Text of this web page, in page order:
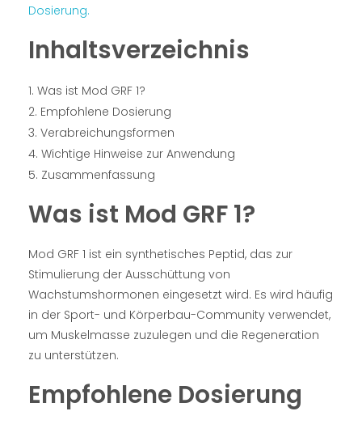
Dosierung.
Inhaltsverzeichnis
Was ist Mod GRF 1?
Empfohlene Dosierung
Verabreichungsformen
Wichtige Hinweise zur Anwendung
Zusammenfassung
Was ist Mod GRF 1?
Mod GRF 1 ist ein synthetisches Peptid, das zur
Stimulierung der Ausschüttung von
Wachstumshormonen eingesetzt wird. Es wird häufig
in der Sport- und Körperbau-Community verwendet,
um Muskelmasse zuzulegen und die Regeneration
zu unterstützen.
Empfohlene Dosierung